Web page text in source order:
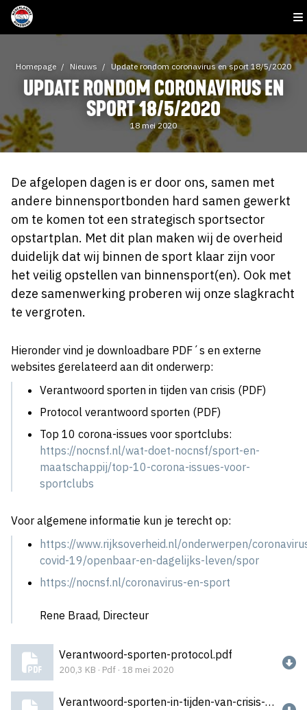
Homepage Nieuws Update rondom coronavirus en sport 18/5/2020
UPDATE RONDOM CORONAVIRUS EN
SPORT 18/5/2020
18 mei 2020
De afgelopen dagen is er door ons, samen met
andere binnensportbonden hard samen gewerkt
om te komen tot een strategisch sportsector
opstartplan. Met dit plan maken wij de overheid
duidelijk dat wij binnen de sport klaar zijn voor
het veilig opstellen van binnensport(en). Ook met
deze samenwerking proberen wij onze slagkracht
te vergroten.
Hieronder vind je downloadbare PDF´s en externe
websites gerelateerd aan dit onderwerp:
Verantwoord sporten in tijden van crisis (PDF)
Protocol verantwoord sporten (PDF)
Top 10 corona-issues voor sportclubs:
https://nocnsf.nl/wat-doet-nocnsf/sport-en-
maatschappij/top-10-corona-issues-voor-
sportclubs
Voor algemene informatie kun je terecht op:
https://www.rijksoverheid.nl/onderwerpen/
covid-19/openbaar-en-dagelijks-leven/spor
https://nocnsf.nl/coronavirus-en-sport
Rene Braad, Directeur
Verantwoord-sporten-protocol.pdf
200,3 KB · Pdf · 18 mei 2020
Verantwoord-sporten-in-tijden-van-crisis-2.1.pdf